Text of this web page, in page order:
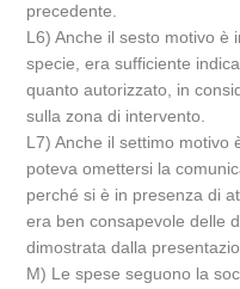
precedente.
L6) Anche il sesto motivo è
specie, era sufficiente
quanto autorizzato, in
sulla zona di intervento.
L7) Anche il settimo motivo
poteva omettersi la
perché si è in presenza di
era ben consapevole delle
dimostrata dalla
M) Le spese seguono la